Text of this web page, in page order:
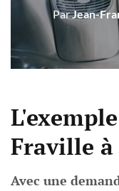
ParJean-
Fraville
Avec une